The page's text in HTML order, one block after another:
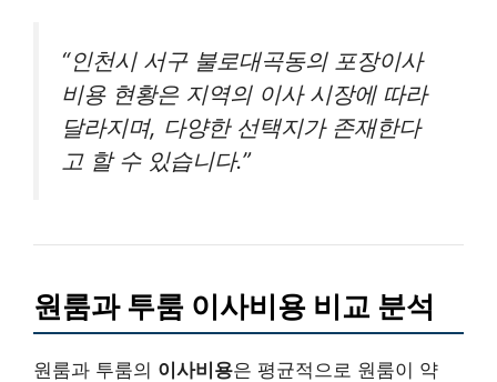
“인천시 서구 불로대곡동의 포장이사
비용 현황은 지역의 이사 시장에 따라
달라지며, 다양한 선택지가 존재한다
고 할 수 있습니다.”
원룸과 투룸 이사비용 비교 분석
원룸과 투룸의 이사비용은 평균적으로 원룸이 약